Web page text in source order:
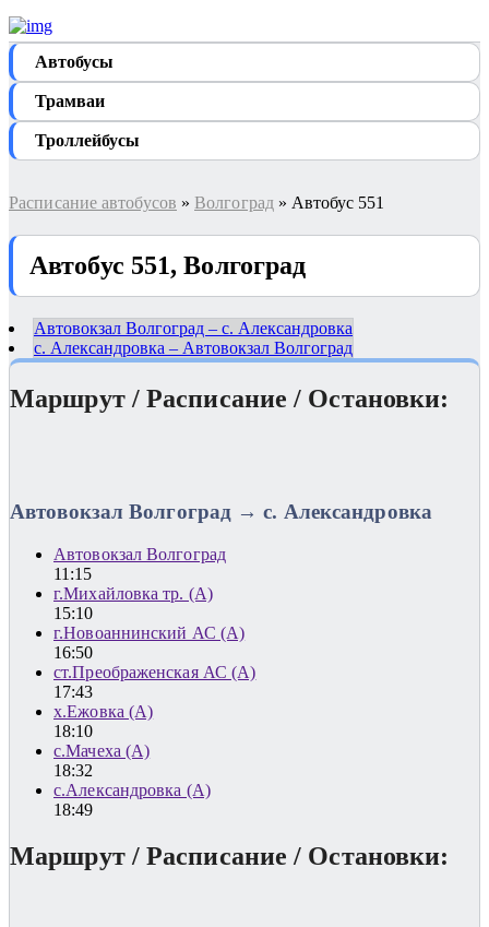
Автобуcы
Трамваи
Троллейбусы
Расписание автобусов » Волгоград » Автобус 551
Автобус 551, Волгоград
Автовокзал Волгоград – с. Александровка
с. Александровка – Автовокзал Волгоград
Маршрут / Расписание / Остановки:
Автовокзал Волгоград → с. Александровка
Автовокзал Волгоград
11:15
г.Михайловка тр. (А)
15:10
г.Новоаннинский АС (А)
16:50
ст.Преображенская АС (А)
17:43
х.Ежовка (А)
18:10
с.Мачеха (А)
18:32
с.Александровка (А)
18:49
Маршрут / Расписание / Остановки: